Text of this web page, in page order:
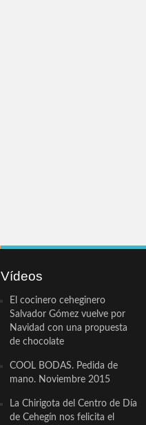
Vídeos
El cocinero ceheginero
Salvador Gómez vuelve por
Navidad con una propuesta
de chocolate
COOL BODAS. Pedida de
mano. Noviembre 2015
La Chirigota del Centro de Día
de Cehegín nos felicita el